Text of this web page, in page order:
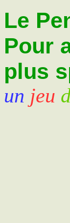
Le
Pour
plus
un jeu